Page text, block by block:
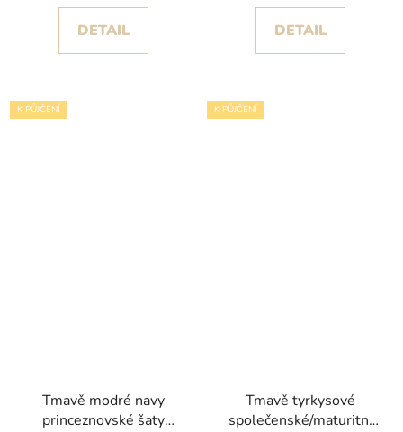
DETAIL DETAIL
K PŮJČENÍ
Tmavě modré navy
princeznovské šaty
K PŮJČENÍ
Tmavě tyrkysové
společenské/maturitní